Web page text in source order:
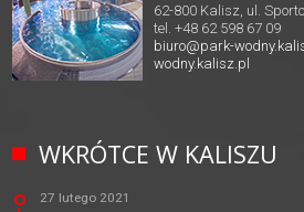
62-800 Kalisz, ul.
tel. +48 62 598 67 09
biuro@park-
wodny.kalisz.pl
WKRÓTCE W KALISZU
27 lutego 2021